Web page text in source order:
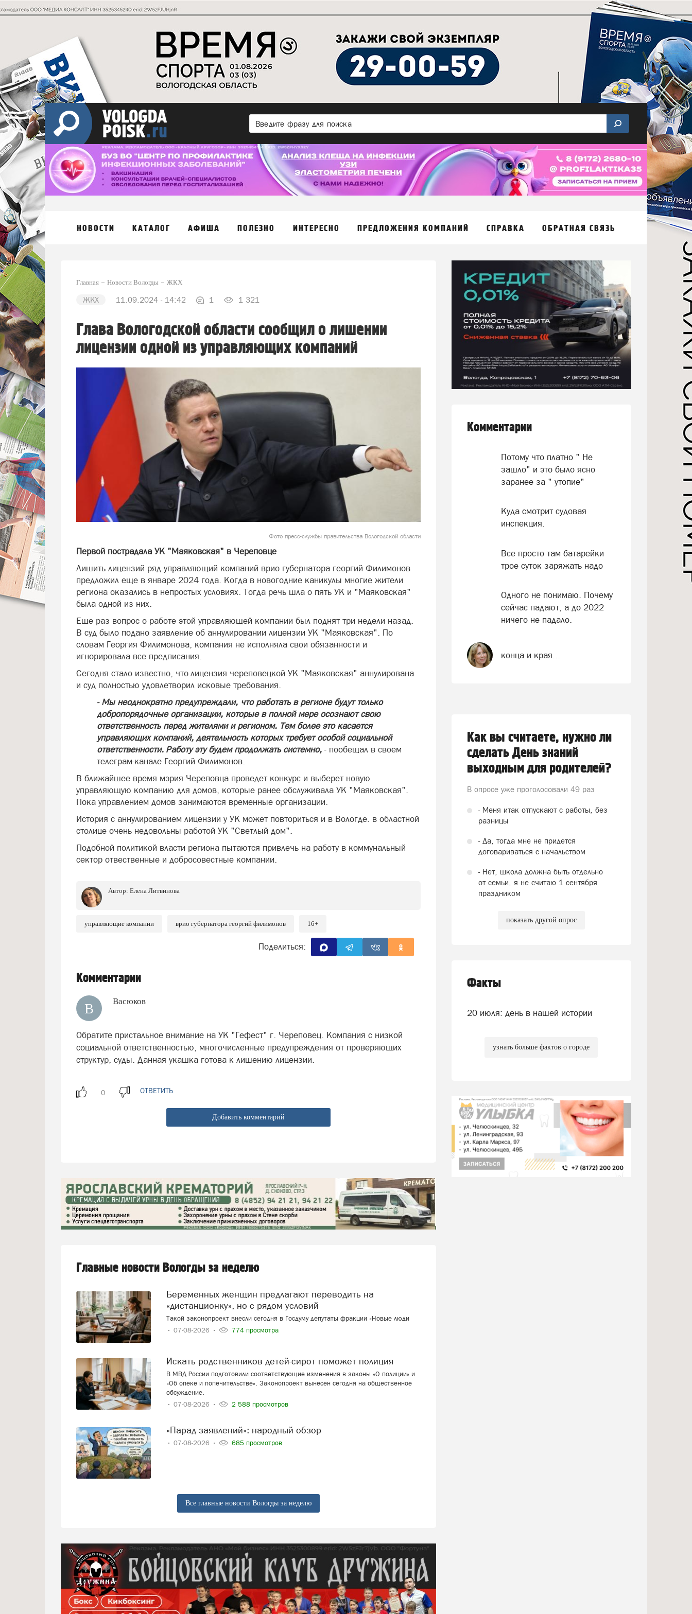
НОВОСТИ КАТАЛОГ АФИША ПОЛЕЗНО ИНТЕРЕСНО ПРЕДЛОЖЕНИЯ КОМПАНИЙ СПРАВКА ОБРАТНАЯ СВЯЗЬ
Главная Новости Вологды ЖКХ
ЖКХ 11.09.2024 - 14:42 1 1 321
Глава Вологодской области сообщил о лишении
лицензии одной из управляющих компаний
Фото пресс-службы правительства Вологодской области
Первой пострадала УК "Маяковская" в Череповце
Лишить лицензий ряд управляющий компаний врио губернатора георгий Филимонов
предложил еще в январе 2024 года. Когда в новогодние каникулы многие жители
региона оказались в непростых условиях. Тогда речь шла о пять УК и "Маяковская"
была одной из них.
Еще раз вопрос о работе этой управляющей компании был поднят три недели назад.
В суд было подано заявление об аннулировании лицензии УК "Маяковская". По
словам Георгия Филимонова, компания не исполняла свои обязанности и
игнорировала все предписания.
Сегодня стало известно, что лицензия череповецкой УК "Маяковская" аннулирована
и суд полностью удовлетворил исковые требования.
- Мы неоднократно предупреждали, что работать в регионе будут только
добропорядочные организации, которые в полной мере осознают свою
ответственность перед жителями и регионом. Тем более это касается
управляющих компаний, деятельность которых требует особой социальной
ответственности. Работу эту будем продолжать системно, - пообещал в своем
телеграм-канале Георгий Филимонов.
В ближайшее время мэрия Череповца проведет конкурс и выберет новую
управляющую компанию для домов, которые ранее обслуживала УК "Маяковская".
Пока управлением домов занимаются временные организации.
История с аннулированием лицензии у УК может повториться и в Вологде. в областной
столице очень недовольны работой УК "Светлый дом".
Подобной политикой власти региона пытаются привлечь на работу в коммунальный
сектор отвественные и добросовестные компании.
Автор: Елена Литвинова
управляющие компании врио губернатора георгий филимонов 16+
Поделиться:
Комментарии
В Васюков
Обратите пристальное внимание на УК "Гефест" г. Череповец. Компания с низкой
социальной ответственностью, многочисленные предупреждения от проверяющих
структур, суды. Данная укашка готова к лишению лицензии.
ОТВЕТИТЬ
Добавить комментарий
Главные новости Вологды за неделю
Беременных женщин предлагают переводить на
«дистанционку», но с рядом условий
Такой законопроект внесли сегодня в Госдуму депутаты фракции «Новые люди
07-08-2026
774 просмотра
Искать родственников детей-сирот поможет полиция
В МВД России подготовили соответствующие изменения в законы «О полиции» и
«Об опеке и попечительстве». Законопроект вынесен сегодня на общественное
обсуждение.
07-08-2026
2 588 просмотров
«Парад заявлений»: народный обзор
07-08-2026 685 просмотров
Все главные новости Вологды за неделю
Комментарии
Потому что платно " Не
зашло" и это было ясно
заранее за " утопие"
Куда смотрит судовая
инспекция.
Все просто там батарейки
трое суток заряжать надо
Одного не понимаю. Почему
сейчас падают, а до 2022
ничего не падало.
конца и края...
Как вы считаете, нужно ли
сделать День знаний
выходным для родителей?
В опросе уже проголосовали 49 раз
- Меня итак отпускают с работы, без
разницы
- Да, тогда мне не придется
договариваться с начальством
- Нет, школа должна быть отдельно
от семьи, я не считаю 1 сентября
праздником
показать другой опрос
Факты
20 июля: день в нашей истории
узнать больше фактов о городе